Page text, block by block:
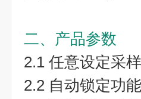
二、产品参数
2.1 任意设定采样
2.2 自动锁定功